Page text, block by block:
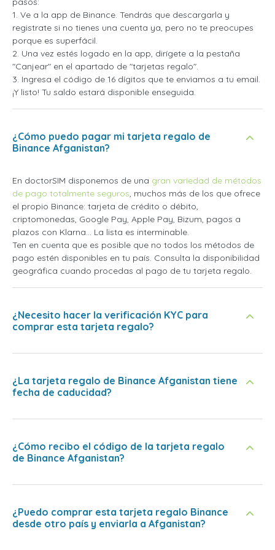
1. Ve a la app de Binance. Tendrás que descargarla y
registrate si no tienes una cuenta ya, pero no te preocupes
porque es superfácil.
2. Una vez estés logado en la app, dirígete a la pestaña
"Canjear" en el apartado de "tarjetas regalo".
3. Ingresa el código de 16 dígitos que te enviamos a tu email.
¡Y listo! Tu saldo estará disponible enseguida.
¿Cómo puedo pagar mi tarjeta regalo de
Binance Afganistan?
En doctorSIM disponemos de una gran variedad de métodos
de pago totalmente seguros, muchos más de los que ofrece
el propio Binance: tarjeta de crédito o débito,
criptomonedas, Google Pay, Apple Pay, Bizum, pagos a
plazos con Klarna... La lista es interminable.
Ten en cuenta que es posible que no todos los métodos de
pago estén disponibles en tu país. Consulta la disponibilidad
geográfica cuando procedas al pago de tu tarjeta regalo.
¿Necesito hacer la verificación KYC para
comprar esta tarjeta regalo?
¿La tarjeta regalo de Binance Afganistan tiene
fecha de caducidad?
¿Cómo recibo el código de la tarjeta regalo
de Binance Afganistan?
¿Puedo comprar esta tarjeta regalo Binance
desde otro país y enviarla a Afganistan?